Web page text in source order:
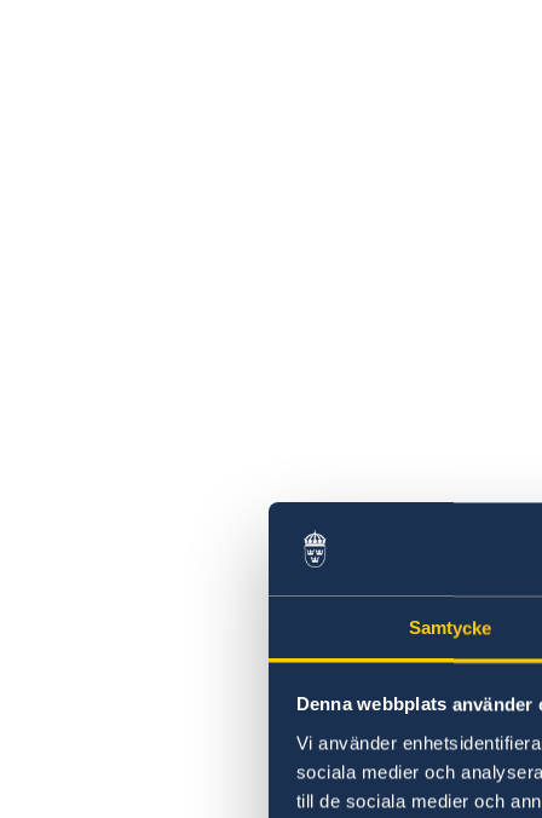
Samtycke
Denna webbplats använder
Vi använder
sociala medier och
till de sociala medier och